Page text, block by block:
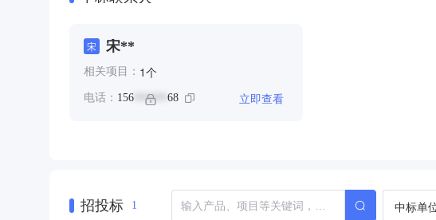
宋 宋**
相关项目： 1个
电话： 156 ****** 68 立即查看
招投标 1 中标单